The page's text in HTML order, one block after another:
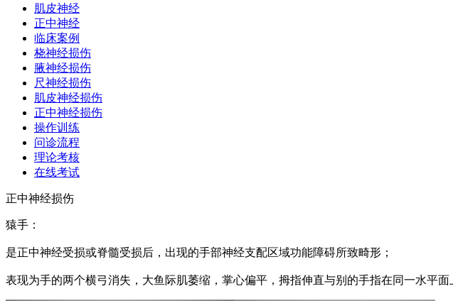
肌皮神经
正中神经
临床案例
桡神经损伤
腋神经损伤
尺神经损伤
肌皮神经损伤
正中神经损伤
操作训练
问诊流程
理论考核
在线考试
正中神经损伤
猿手：
是正中神经受损或脊髓受损后，出现的手部神经支配区域功能障碍所致畸形；
表现为手的两个横弓消失，大鱼际肌萎缩，掌心偏平，拇指伸直与别的手指在同一水平